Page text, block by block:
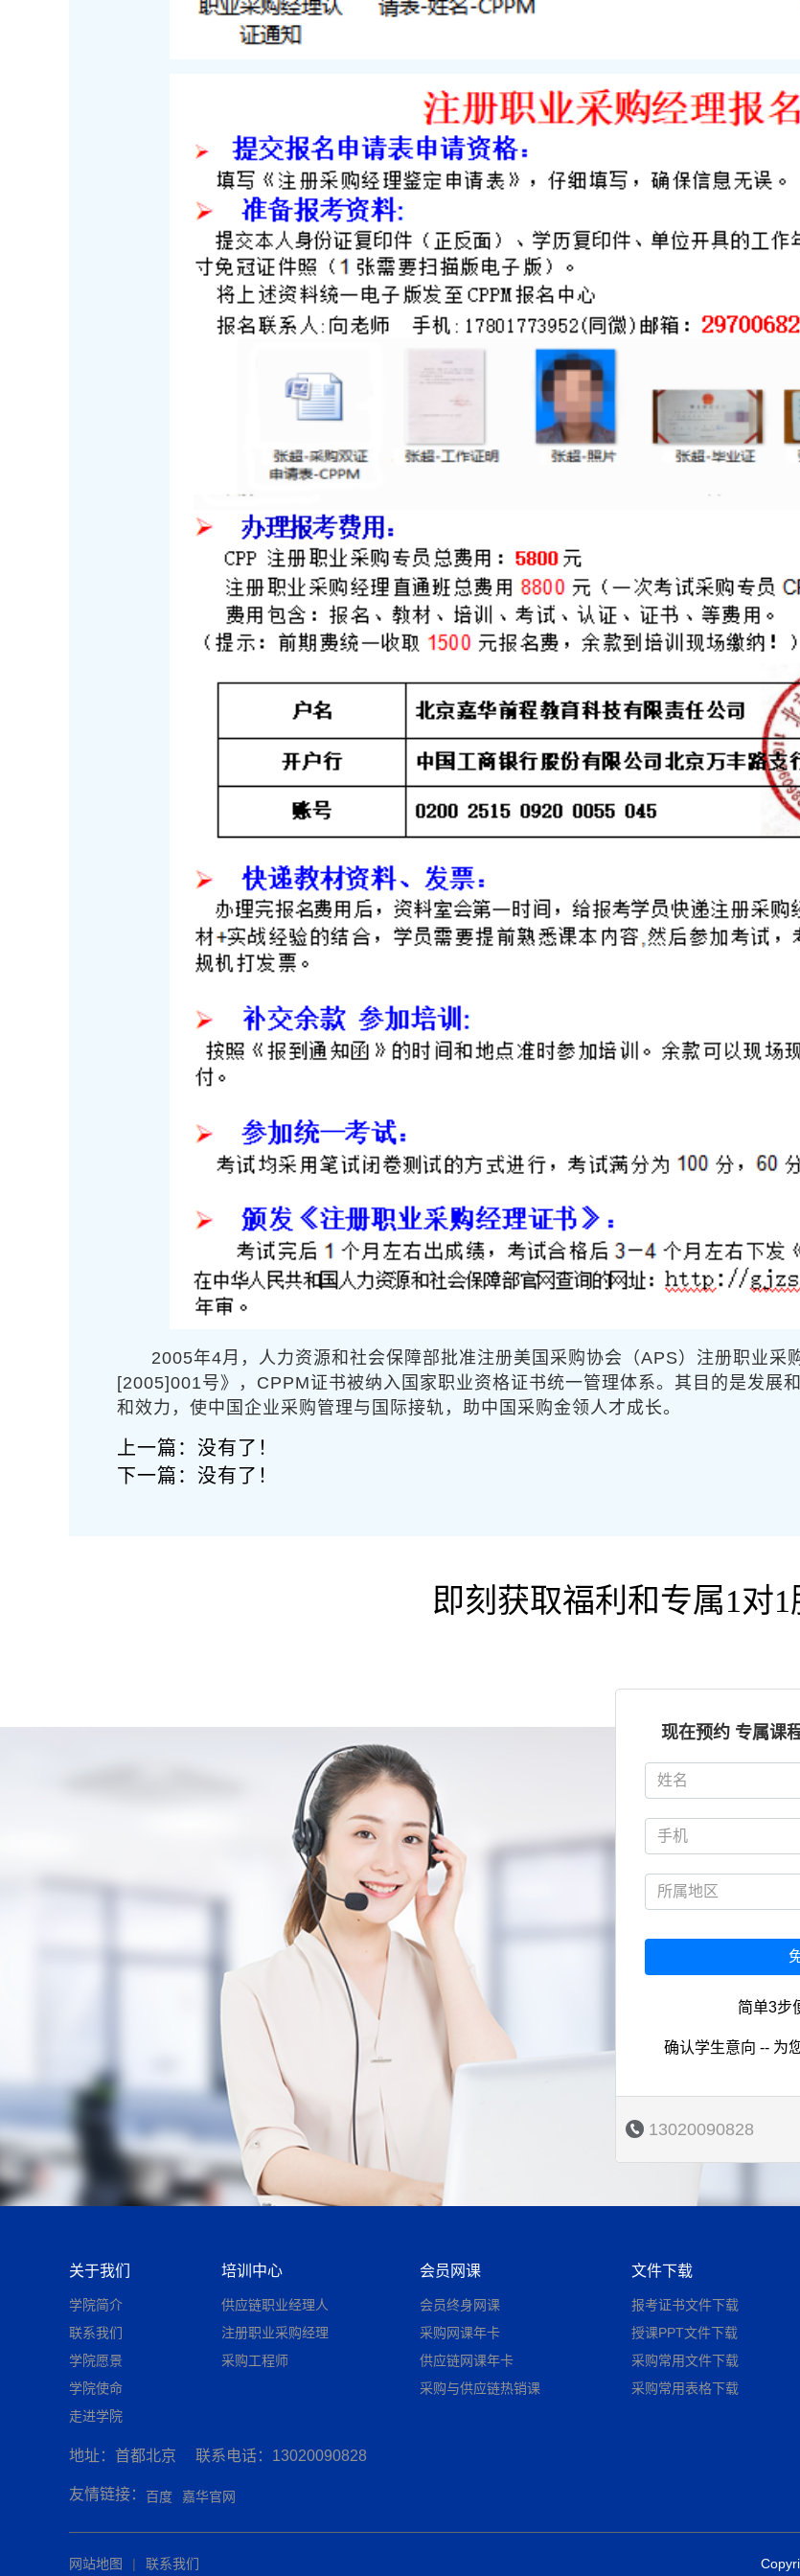
2005年4月，人力资源和社会保障部批准注册美国采购协会（APS）注册职业采
[2005]001号》，CPPM证书被纳入国家职业资格证书统一管理体系。其目的是发展
和效力，使中国企业采购管理与国际接轨，助中国采购金领人才成长。
上一篇：没有了！
下一篇：没有了！
即刻获取福利和专属1对1
现在预约 专属课
简单3步
确认学生意向 -- 为
13020090828
关于我们
学院简介
联系我们
学院愿景
学院使命
走进学院
培训中心
供应链职业经理人
注册职业采购经理
采购工程师
会员网课
会员终身网课
采购网课年卡
供应链网课年卡
采购与供应链热销课
文件下载
报考证书文件下载
授课PPT文件下载
采购常用文件下载
采购常用表格下载
地址：首都北京 联系电话：13020090828
友情链接： 百度 嘉华官网
网站地图 | 联系我们